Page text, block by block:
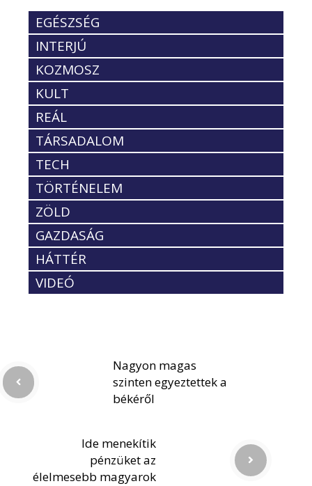
EGÉSZSÉG
INTERJÚ
KOZMOSZ
KULT
REÁL
TÁRSADALOM
TECH
TÖRTÉNELEM
ZÖLD
GAZDASÁG
HÁTTÉR
VIDEÓ
Nagyon magas
szinten egyeztettek a
békéről
Ide menekítik
pénzüket az
élelmesebb magyarok